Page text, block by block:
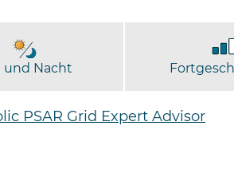
und Nacht
PSAR Grid Expert Advisor